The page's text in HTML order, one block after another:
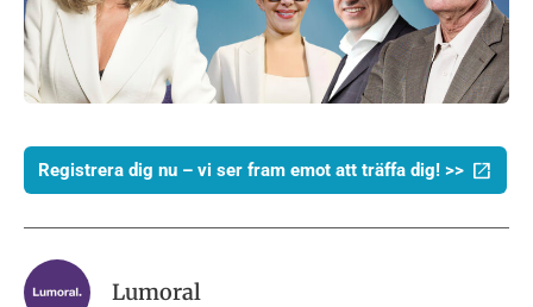
Registrera dig nu – vi ser fram emot att träffa dig! >>
Lumoral